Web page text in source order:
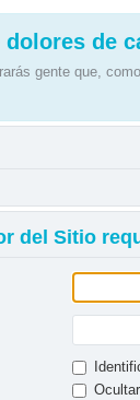
de
gente que,
del Sitio